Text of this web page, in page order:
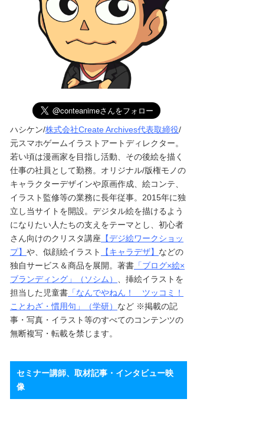
ハシケン/株式会社Create Archives代表取締役/
元スマホゲームイラストアートディレクター。
若い頃は漫画家を目指し活動、その後絵を描く
仕事の社員として勤務。オリジナル/版権モノの
キャラクターデザインや原画作成、絵コンテ、
イラスト監修等の業務に長年従事。2015年に独
立し当サイトを開設。デジタル絵を描けるよう
になりたい人たちの支えをテーマとし、初心者
さん向けのクリスタ講座 【デジ絵ワークショッ
プ】 や、似顔絵イラスト 【キャラデザ】 などの
独自サービス＆商品を展開。著書 「ブログ×絵×
ブランディング」（ソシム）
、挿絵イラストを
担当した児童書 「なんでやねん！ ツッコミ！
ことわざ・慣用句」（学研） など ※掲載の記
事・写真・イラスト等のすべてのコンテンツの
無断複写・転載を禁じます。
セミナー講師、取材記事・インタビュー映
像